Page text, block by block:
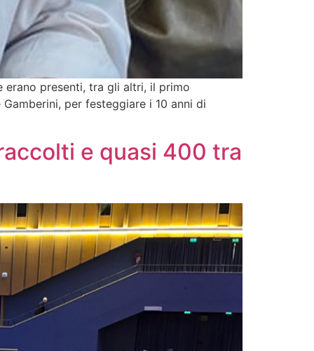
erano presenti, tra gli altri, il primo
per festeggiare i 10 anni di
e quasi 400 tra